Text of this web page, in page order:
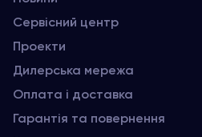
Сервісний центр
Проекти
Дилерська мережа
Оплата і доставка
Гарантія та повернення